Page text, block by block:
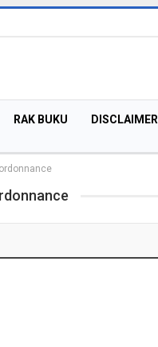
RAK BUKU DISCLAIMER